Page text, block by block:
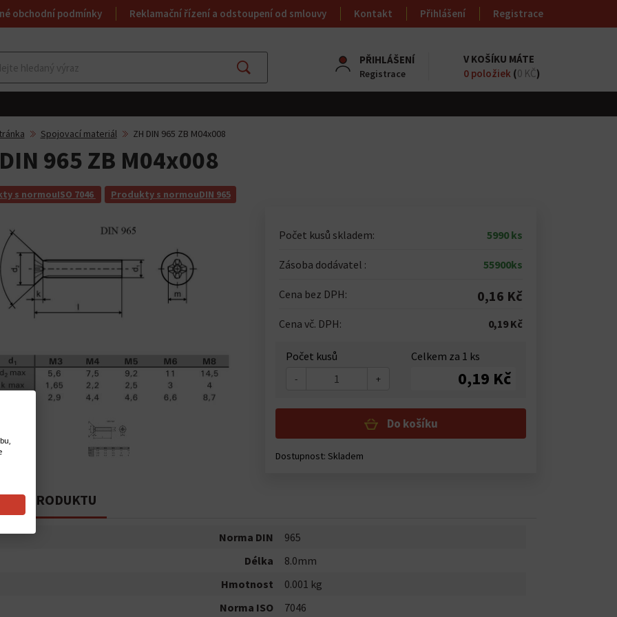
obchodní podmínky Reklamační řízení a odstoupení od smlouvy Kontakt Přihlášení Registrace
Najít
PŘIHLÁŠENÍ
Registrace
V KOŠÍKU MÁTE
0 položiek (0 KČ)
Spojovací materiál ZH DIN 965 ZB M04x008
965 ZB M04x008
s normouISO 7046 Produkty s normouDIN 965
Počet kusů skladem: 5990 ks
Zásoba dodávatel : 55900ks
Cena bez DPH: 0,16 Kč
Cena vč. DPH: 0,19 Kč
Počet kusů
- +
Celkem za 1 ks
0,19 Kč
Do košíku
Dostupnost:Skladem
PRODUKTU
Norma DIN
965
Délka
8.0mm
Hmotnost
0.001 kg
Norma ISO
7046